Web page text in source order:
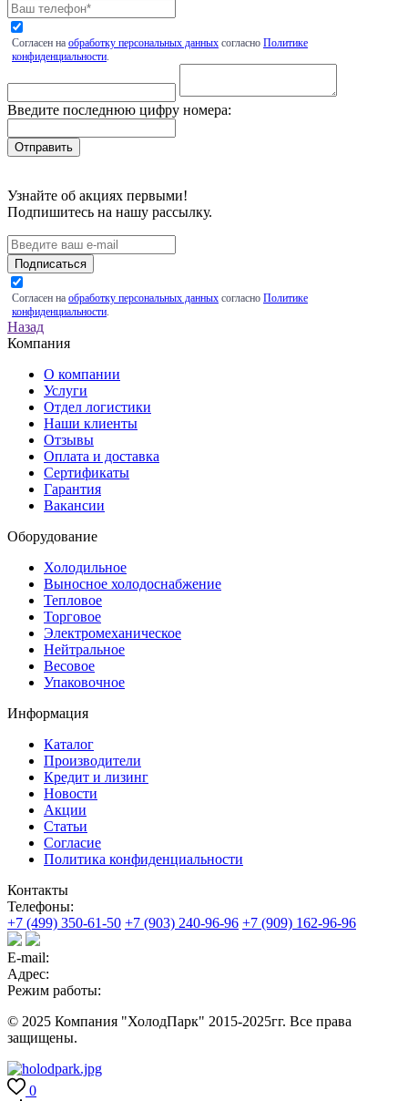
Согласен на обработку персональных данных согласно Политике
конфиденциальности.
Введите последнюю цифру номера:
Узнайте об акциях первыми!
Подпишитесь на нашу рассылку.
Подписаться
Согласен на обработку персональных данных согласно Политике
конфиденциальности.
Назад
Компания
О компании
Услуги
Отдел логистики
Наши клиенты
Отзывы
Оплата и доставка
Сертификаты
Гарантия
Вакансии
Оборудование
Холодильное
Выносное холодоснабжение
Тепловое
Торговое
Электромеханическое
Нейтральное
Весовое
Упаковочное
Информация
Каталог
Производители
Кредит и лизинг
Новости
Акции
Статьи
Согласие
Политика конфиденциальности
Контакты
Телефоны:
+7 (499) 350-61-50 +7 (903) 240-96-96 +7 (909) 162-96-96
E-mail:
Адрес:
Режим работы:
© 2025 Компания "ХолодПарк" 2015-2025гг. Все права
защищены.
0